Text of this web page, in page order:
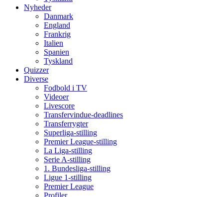
Nyheder
Danmark
England
Frankrig
Italien
Spanien
Tyskland
Quizzer
Diverse
Fodbold i TV
Videoer
Livescore
Transfervindue-deadlines
Transferrygter
Superliga-stilling
Premier League-stilling
La Liga-stilling
Serie A-stilling
1. Bundesliga-stilling
Ligue 1-stilling
Premier League
Profiler